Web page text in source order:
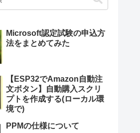
Microsoft認定試験の申込方
法をまとめてみた
【ESP32でAmazon自動注
文ボタン】自動購入スクリ
プトを作成する(ローカル環
境で)
PPMの仕様について